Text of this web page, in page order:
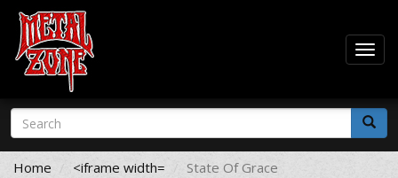
Skip
main
content
Search
form
Search
Home <iframe width= State Of Grace